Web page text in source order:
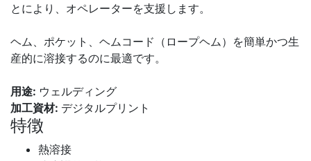
とにより、オペレーターを支援します。
ヘム、ポケット、ヘムコード（ロープヘム）を簡単かつ生
産的に溶接するのに最適です。
用途: ウェルディング
加工資材: デジタルプリント
特徴
熱溶接